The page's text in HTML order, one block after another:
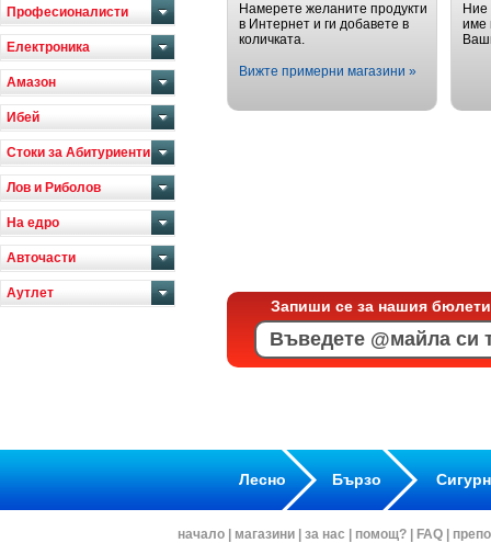
Професионалисти
Електроника
Амазон
Ибей
Стоки за Абитуриенти
Лов и Риболов
На едро
Авточасти
Аутлет
Намерете желаните продукти
в Интернет и ги добавете в
количката.
Вижте примерни магазини »
име
Запиши се за нашия
Лесно Бързо
начало магазини за нас помощ? FAQ